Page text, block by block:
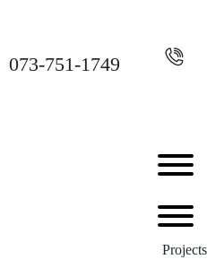
073-751-1749
Projects